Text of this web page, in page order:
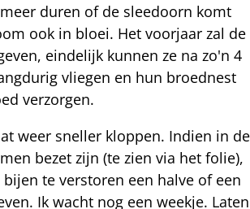
duren of de sleedoorn komt
ook in bloei. Het voorjaar zal de
eindelijk kunnen ze na zo'n 4
vliegen en hun broednest
verzorgen.
weer sneller kloppen. Indien in de
bezet zijn (te zien via het folie),
te verstoren een halve of een
Ik wacht nog een weekje. Laten